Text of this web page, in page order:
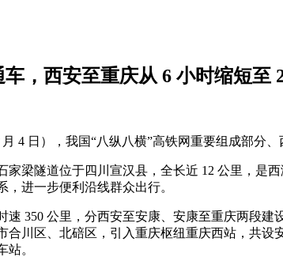
，西安至重庆从 6 小时缩短至
4 日），我国“八纵八横”高铁网重要组成部分
梁隧道位于四川宣汉县，全长近 12 公里，是
进一步便利沿线群众出行。
速 350 公里，分西安至安康、安康至重庆两段
合川区、北碚区，引入重庆枢纽重庆西站，共
站。